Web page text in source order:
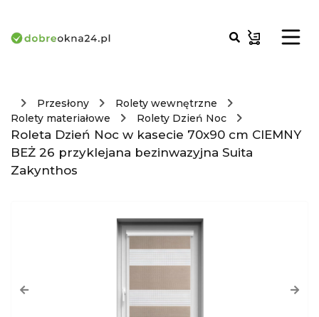
Przesłony
Rolety wewnętrzne
Rolety materiałowe
Rolety Dzień Noc
Roleta Dzień Noc w kasecie 70x90 cm CIEMNY
BEŻ 26 przyklejana bezinwazyjna Suita
Zakynthos